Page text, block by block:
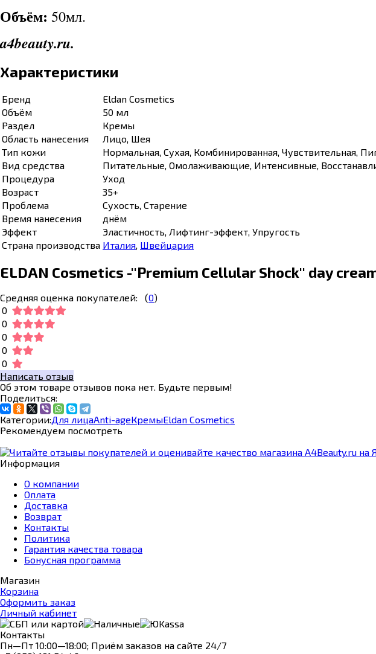
Объём: 50мл.
a4beauty.ru.
Характеристики
Бренд
Eldan Cosmetics
Объём
50 мл
Раздел
Кремы
Область нанесения
Лицо, Шея
Тип кожи
Нормальная, Сухая, Комбинированная, Чувствительная,
Вид средства
Питательные, Омолаживающие, Интенсивные,
Процедура
Уход
Возраст
35+
Проблема
Сухость, Старение
Время нанесения
днём
Эффект
Эластичность, Лифтинг-эффект, Упругость
Страна производства Италия Швейцария
ELDAN Cosmetics -''Premium Сellular Shock'' day
Средняя оценка покупателей: (0)
0
0
0
0
0
Написать отзыв
Об этом товаре отзывов пока нет. Будьте первым!
Поделиться:
Категории:Для лицаAnti-ageКремыEldan Cosmetics
Рекомендуем посмотреть
Информация
О компании
Оплата
Доставка
Возврат
Контакты
Политика
Гарантия качества товара
Бонусная программа
Магазин
Корзина
Оформить заказ
Личный кабинет
Контакты
Пн—Пт 10:00—18:00; Приём заказов на сайте 24/7